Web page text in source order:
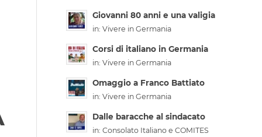
Giovanni 80 anni e una valigia
in:Vivere in Germania
Corsi di italiano in Germania
in:Vivere in Germania
Omaggio a Franco Battiato
in:Vivere in Germania
Dalle baracche al sindacato
in:Consolato Italiano e COMITES